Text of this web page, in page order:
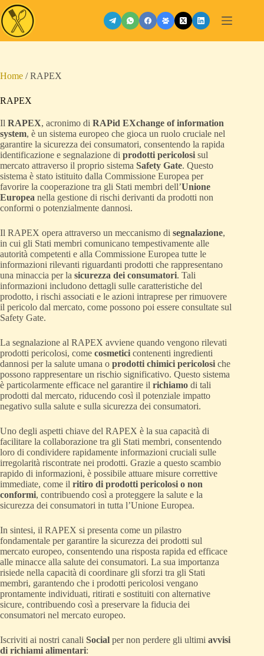
Salta
al
contenuto
Home /RAPEX
RAPEX
Il RAPEX, acronimo di RAPid EXchange of information
system, è un sistema europeo che gioca un ruolo cruciale nel
garantire la sicurezza dei consumatori, consentendo la rapida
identificazione e segnalazione di prodotti pericolosi sul
mercato attraverso il proprio sistema Safety Gate. Questo
sistema è stato istituito dalla Commissione Europea per
favorire la cooperazione tra gli Stati membri dell’Unione
Europea nella gestione di rischi derivanti da prodotti non
conformi o potenzialmente dannosi.
Il RAPEX opera attraverso un meccanismo di segnalazione,
in cui gli Stati membri comunicano tempestivamente alle
autorità competenti e alla Commissione Europea tutte le
informazioni rilevanti riguardanti prodotti che rappresentano
una minaccia per la sicurezza dei consumatori. Tali
informazioni includono dettagli sulle caratteristiche del
prodotto, i rischi associati e le azioni intraprese per rimuovere
il pericolo dal mercato, come possono poi essere consultate sul
Safety Gate.
La segnalazione al RAPEX avviene quando vengono rilevati
prodotti pericolosi, come cosmetici contenenti ingredienti
dannosi per la salute umana o prodotti chimici pericolosi che
possono rappresentare un rischio significativo. Questo sistema
è particolarmente efficace nel garantire il richiamo di tali
prodotti dal mercato, riducendo così il potenziale impatto
negativo sulla salute e sulla sicurezza dei consumatori.
Uno degli aspetti chiave del RAPEX è la sua capacità di
facilitare la collaborazione tra gli Stati membri, consentendo
loro di condividere rapidamente informazioni cruciali sulle
irregolarità riscontrate nei prodotti. Grazie a questo scambio
rapido di informazioni, è possibile attuare misure correttive
immediate, come il ritiro di prodotti pericolosi o non
conformi, contribuendo così a proteggere la salute e la
sicurezza dei consumatori in tutta l’Unione Europea.
In sintesi, il RAPEX si presenta come un pilastro
fondamentale per garantire la sicurezza dei prodotti sul
mercato europeo, consentendo una risposta rapida ed efficace
alle minacce alla salute dei consumatori. La sua importanza
risiede nella capacità di coordinare gli sforzi tra gli Stati
membri, garantendo che i prodotti pericolosi vengano
prontamente individuati, ritirati e sostituiti con alternative
sicure, contribuendo così a preservare la fiducia dei
consumatori nel mercato europeo.
Iscriviti ai nostri canali Social per non perdere gli ultimi avvisi
di richiami alimentari: